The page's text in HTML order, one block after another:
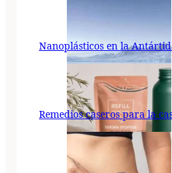
Nanoplásticos en la
Remedios caseros para la